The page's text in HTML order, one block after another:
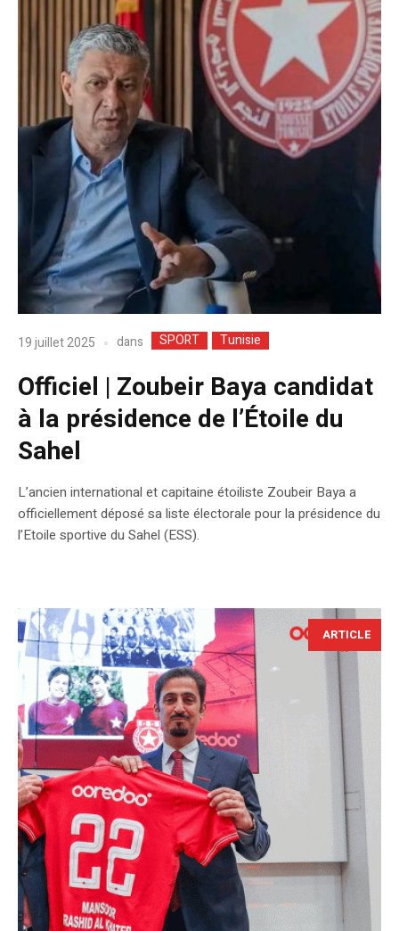
19 juillet 2025 dans SPORT Tunisie
Officiel | Zoubeir Baya candidat
à la présidence de l’Étoile du
Sahel
L’ancien international et capitaine étoiliste Zoubeir Baya a
officiellement déposé sa liste électorale pour la présidence du
l’Etoile sportive du Sahel (ESS).
ARTICLE